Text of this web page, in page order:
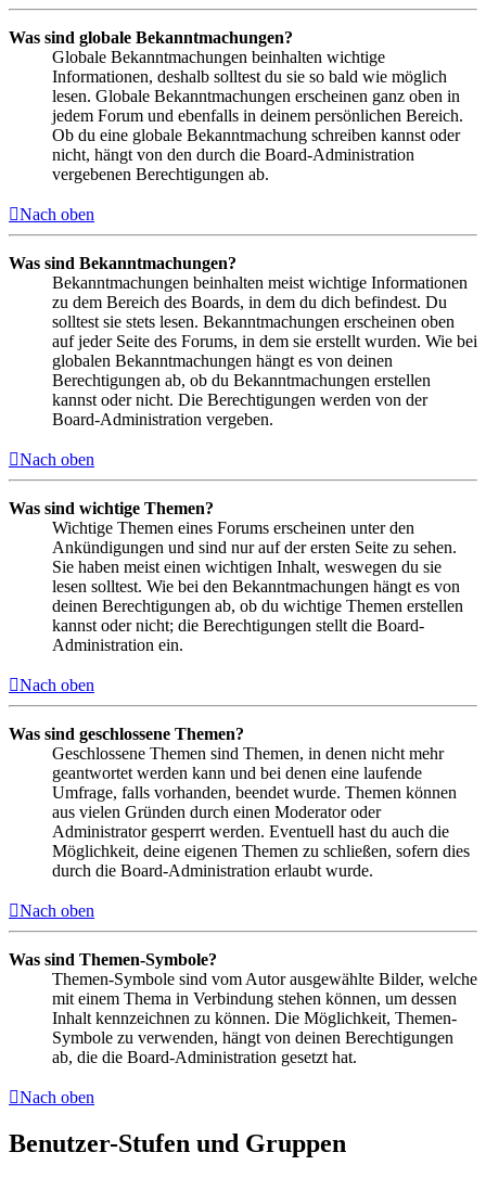
Was sind globale Bekanntmachungen?
Globale Bekanntmachungen beinhalten wichtige
Informationen, deshalb solltest du sie so bald wie möglich
lesen. Globale Bekanntmachungen erscheinen ganz oben in
jedem Forum und ebenfalls in deinem persönlichen Bereich.
Ob du eine globale Bekanntmachung schreiben kannst oder
nicht, hängt von den durch die Board-Administration
vergebenen Berechtigungen ab.
Nach oben
Was sind Bekanntmachungen?
Bekanntmachungen beinhalten meist wichtige Informationen
zu dem Bereich des Boards, in dem du dich befindest. Du
solltest sie stets lesen. Bekanntmachungen erscheinen oben
auf jeder Seite des Forums, in dem sie erstellt wurden. Wie bei
globalen Bekanntmachungen hängt es von deinen
Berechtigungen ab, ob du Bekanntmachungen erstellen
kannst oder nicht. Die Berechtigungen werden von der
Board-Administration vergeben.
Nach oben
Was sind wichtige Themen?
Wichtige Themen eines Forums erscheinen unter den
Ankündigungen und sind nur auf der ersten Seite zu sehen.
Sie haben meist einen wichtigen Inhalt, weswegen du sie
lesen solltest. Wie bei den Bekanntmachungen hängt es von
deinen Berechtigungen ab, ob du wichtige Themen erstellen
kannst oder nicht; die Berechtigungen stellt die Board-
Administration ein.
Nach oben
Was sind geschlossene Themen?
Geschlossene Themen sind Themen, in denen nicht mehr
geantwortet werden kann und bei denen eine laufende
Umfrage, falls vorhanden, beendet wurde. Themen können
aus vielen Gründen durch einen Moderator oder
Administrator gesperrt werden. Eventuell hast du auch die
Möglichkeit, deine eigenen Themen zu schließen, sofern dies
durch die Board-Administration erlaubt wurde.
Nach oben
Was sind Themen-Symbole?
Themen-Symbole sind vom Autor ausgewählte Bilder, welche
mit einem Thema in Verbindung stehen können, um dessen
Inhalt kennzeichnen zu können. Die Möglichkeit, Themen-
Symbole zu verwenden, hängt von deinen Berechtigungen
ab, die die Board-Administration gesetzt hat.
Nach oben
Benutzer-Stufen und Gruppen